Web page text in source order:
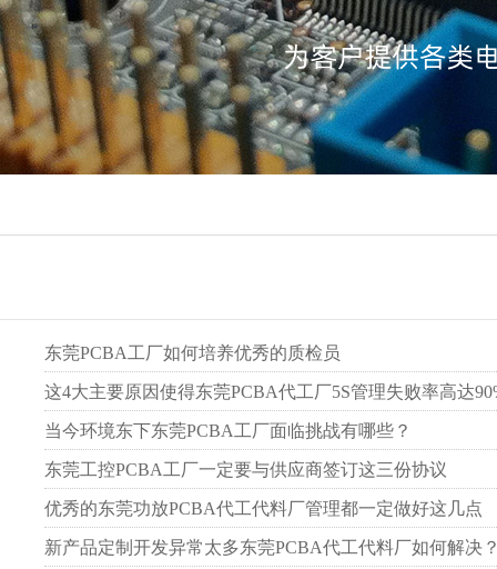
东莞PCBA工厂如何培养优秀的质检员
这4大主要原因使得东莞PCBA代工厂5S管理失败率高达
当今环境东下东莞PCBA工厂面临挑战有哪些？
东莞工控PCBA工厂一定要与供应商签订这三份协议
优秀的东莞功放PCBA代工代料厂管理都一定做好这几点
新产品定制开发异常太多东莞PCBA代工代料厂如何解决